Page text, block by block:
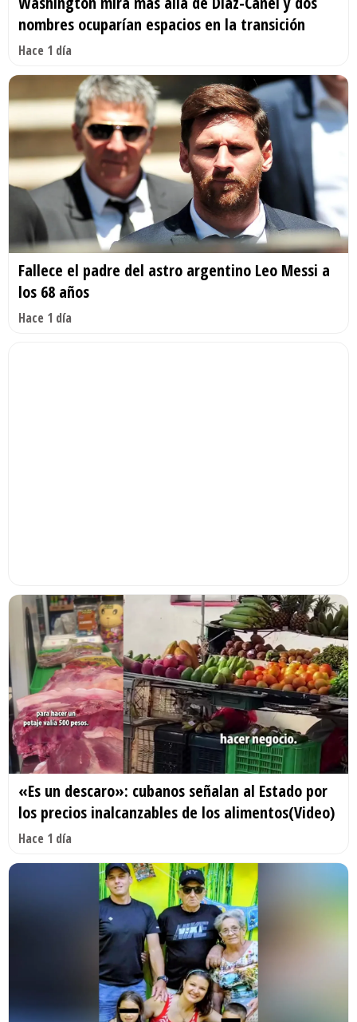
nombres ocuparían espacios en la transición
Hace 1 día
Fallece el padre del astro argentino Leo Messi a
los 68 años
Hace 1 día
«Es un descaro»: cubanos señalan al Estado por
los precios inalcanzables de los alimentos(Video)
Hace 1 día